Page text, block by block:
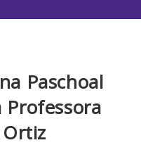
Paschoal
Professora